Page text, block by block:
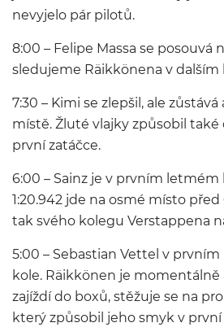
nevyjelo pár pilotů.
8:00 – Felipe Massa se posouvá
sledujeme Räikkönena v
7:30 – Kimi se zlepšil, ale
místě. Žluté vlajky způsobil také
první zatáčce.
6:00 – Sainz je v prvním letmém
1:20.942 jde na osmé místo před
tak svého kolegu Verstappena
5:00 – Sebastian Vettel v
kole. Räikkönen je
zajíždí do boxů, stěžuje se na
který způsobil jeho smyk v první